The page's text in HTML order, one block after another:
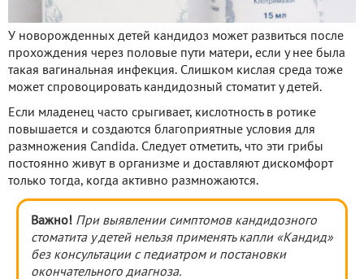
У новорожденных детей кандидоз может развиться после
прохождения через половые пути матери, если у нее была
такая вагинальная инфекция. Слишком кислая среда тоже
может спровоцировать кандидозный стоматит у детей.
Если младенец часто срыгивает, кислотность в ротике
повышается и создаются благоприятные условия для
размножения Candida. Следует отметить, что эти грибы
постоянно живут в организме и доставляют дискомфорт
только тогда, когда активно размножаются.
Важно! При выявлении симптомов кандидозного
стоматита у детей нельзя применять капли «Кандид»
без консультации с педиатром и постановки
окончательного диагноза.